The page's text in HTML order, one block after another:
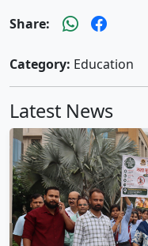
Share:
Category: Education
Latest News